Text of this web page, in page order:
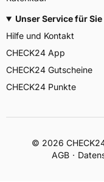
Unser Service für Sie
Hilfe und Kontakt
CHECK24 App
CHECK24 Gutscheine
CHECK24 Punkte
© 2026
AGB